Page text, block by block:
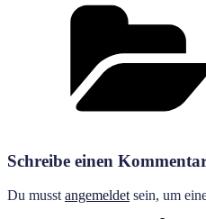
Schreibe einen
Du musst angemeldet sein, um